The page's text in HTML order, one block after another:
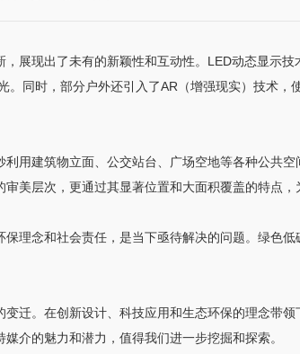
展现出了未有的新颖性和互动性。LED动态显示
同时，部分户外还引入了AR（增强现实）技术
用建筑物立面、公交站台、广场空地等各种公共
美层次，更通过其显著位置和大面积覆盖的特点，
理念和社会责任，是当下亟待解决的问题。绿色
迁。在创新设计、科技应用和生态环保的理念带
介的魅力和潜力，值得我们进一步挖掘和探索。